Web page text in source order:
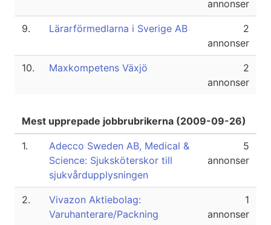
annonser
9. Lärarförmedlarna i Sverige AB
2
annonser
10. Maxkompetens Växjö
2
annonser
Mest upprepade jobbrubrikerna (2009-09-26)
1.
Adecco Sweden AB, Medical &
Science: Sjuksköterskor till
sjukvårdupplysningen
5
annonser
2.
Vivazon Aktiebolag:
Varuhanterare/Packning
1
annonser